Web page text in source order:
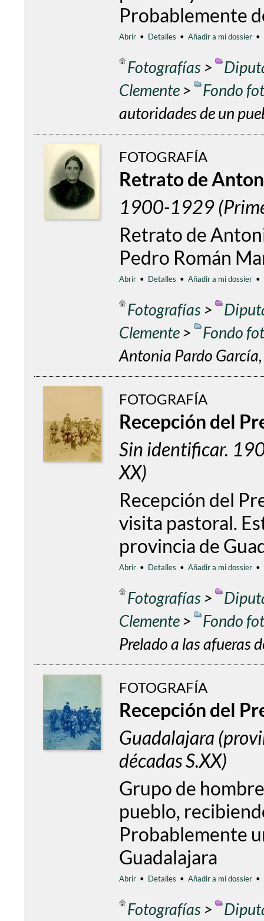
Probablemente
Abrir • Detalles • Añadir a mi dossier •
Fotografías>
Clemente>
Fondo
autoridades de un
FOTOGRAFÍA
Retrato de
1900-1929
Retrato de
Pedro Román
Abrir • Detalles • Añadir a mi dossier •
Fotografías>
Clemente>
Fondo
Antonia Pardo
FOTOGRAFÍA
Recepción del
Sin identificar.
XX)
Recepción del
visita pastoral.
provincia de
Abrir • Detalles • Añadir a mi dossier •
Fotografías>
Clemente>
Fondo
Prelado a las afueras
FOTOGRAFÍA
Recepción del
Guadalajara
décadas S.XX)
Grupo de
pueblo,
Probablemente
Guadalajara
Abrir • Detalles • Añadir a mi dossier •
Fotografías>